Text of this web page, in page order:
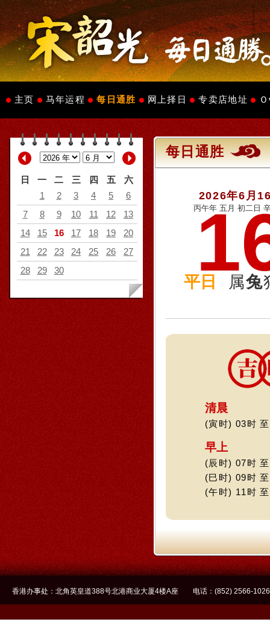
主页 马年运程 每日通胜 网上择日 专卖店地址
日 一 二 三 四 五
六
1
2 3 4 5
6
7
8 9 10 11 12
13
14
15 16 17 18 19
20
21
22 23 24 25 26
27
28
29 30
每日通胜
2026年6月
丙午年 五月 初二日
平日 属兔
清晨
(寅时) 03时
早上
(辰时) 07时
(巳时) 09时
(午时) 11时
香港办事处：北角英皇道388号北港商业大厦4楼A座 电话：(852)